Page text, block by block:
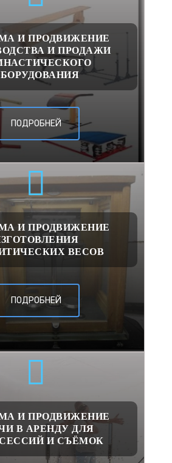
И ПРОДВИЖЕНИЕ
И ПРОДАЖИ
ПОДРОБНЕЙ
И ПРОДВИЖЕНИЕ
ВЕСОВ
ПОДРОБНЕЙ
И ПРОДВИЖЕНИЕ
В АРЕНДУ ДЛЯ
И СЪЁМОК